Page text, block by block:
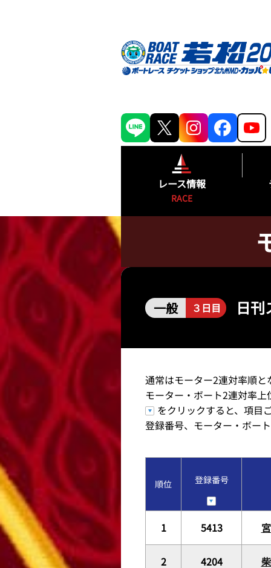
レース情報
RACE
出場予定選手一覧
レース結果
一般 ３日目 日
通常はモーター2連対率順と
モーター・ボート2連対率
をクリックすると、項目
登録番号、モーター・ボー
順位 登録番号
1 5413
2 4204